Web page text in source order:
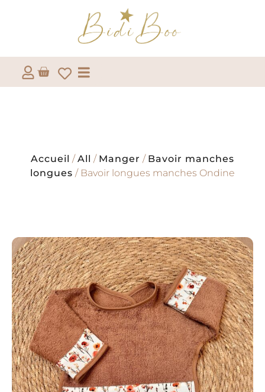
Accueil /All / Manger / Bavoir manches
longues / Bavoir longues manches Ondine